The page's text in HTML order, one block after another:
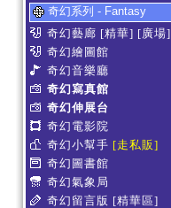
奇幻系列 - Fantasy
奇幻藝廊 [精華] [廣場]
奇幻繪圖館
奇幻音樂廳
奇幻寫真館
奇幻伸展台
奇幻電影院
奇幻小幫手 [走私販]
奇幻圖書館
奇幻氣象局
奇幻留言版 [精華區]